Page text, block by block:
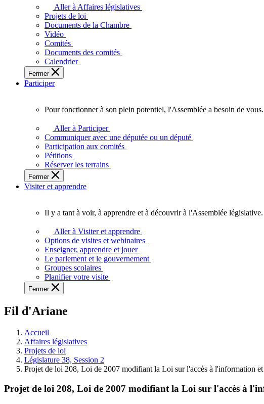
législative
adopte
touchent
vie
des
Ontariennes
Ontariens.
Aller à Affaires législatives
Projets de loi
Documents de la Chambre
Vidéo
Comités
Documents des comités
Calendrier
Fermer
Participer
fonctionner
plein
potentiel,
l'Assemblée
a
besoin
Pour fonctionner à son plein potentiel, l'Assemblée a besoin de vous.
Aller à Participer
Communiquer avec une députée ou un député
Participation aux comités
Pétitions
Réserver les terrains
Fermer
Visiter et apprendre
voir,
apprendre
et
découvrir
l'Assemblée
législative.
Il y a tant à voir, à apprendre et à découvrir à l'Assemblée législative.
Aller à Visiter et apprendre
Options de visites et webinaires
Enseigner, apprendre et jouer
Le parlement et le gouvernement
Groupes scolaires
Planifier votre visite
Fermer
Fil d'Ariane
Accueil
Affaires législatives
Projets de loi
Législature 38, Session 2
Projet de loi 208, Loi de 2007 modifiant la Loi sur l'accès à l'information
Projet de loi 208, Loi de 2007 modifiant la Loi sur l'accès à